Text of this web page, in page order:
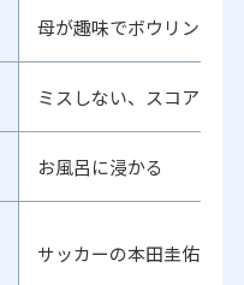
母が趣味でボウリングを
ミスしない、スコアマ
お風呂に浸かる
サッカーの本田圭佑選手